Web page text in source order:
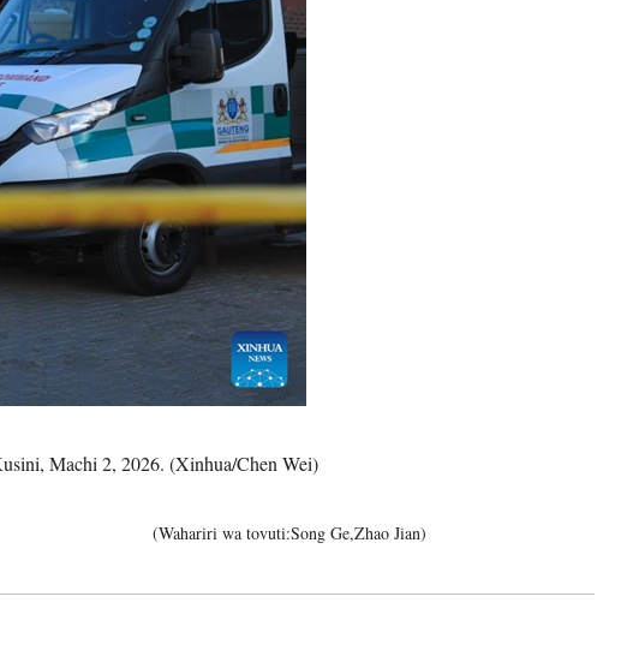
Machi 2, 2026. (Xinhua/Chen Wei)
(Wahariri wa tovuti:Song Ge,Zhao Jian)